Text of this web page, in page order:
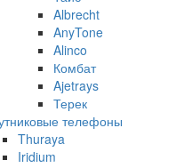
Albrecht
AnyTone
Alinco
Комбат
Ajetrays
Терек
телефоны
Thuraya
Iridium